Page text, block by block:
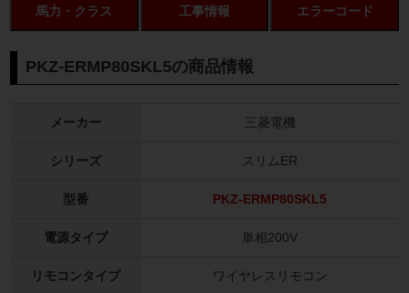
馬力・クラス 工事情報 エラーコード
PKZ-ERMP80SKL5の商品情報
メーカー 三菱電機
シリーズ スリムER
型番 PKZ-ERMP80SKL5
電源タイプ 単相200V
リモコンタイプ ワイヤレスリモコン